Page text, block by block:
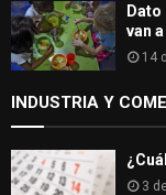
Dato
van
14
INDUSTRIA Y
3